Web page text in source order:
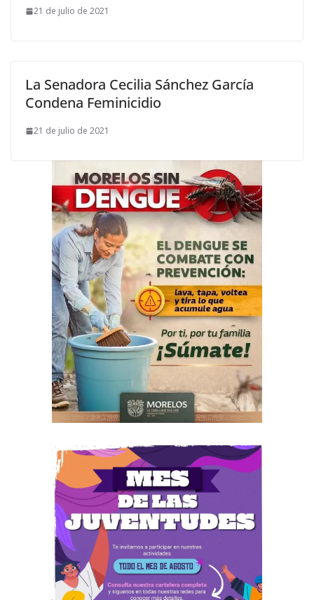
21 de julio de 2021
La Senadora Cecilia Sánchez García
Condena Feminicidio
21 de julio de 2021